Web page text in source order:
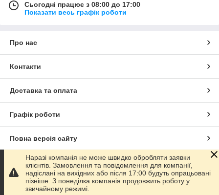
Сьогодні працює з 08:00 до 17:00
Показати весь графік роботи
Про нас
Контакти
Доставка та оплата
Графік роботи
Повна версія сайту
Сайт створено на маркетплейсіProm.ua
Політика конфіденційності
Наразі компанія не може швидко обробляти заявки
клієнтів. Замовлення та повідомлення для компанії,
надіслані на вихідних або після 17:00 будуть опрацьовані
пізніше. З понеділка компанія продовжить роботу у
звичайному режимі.